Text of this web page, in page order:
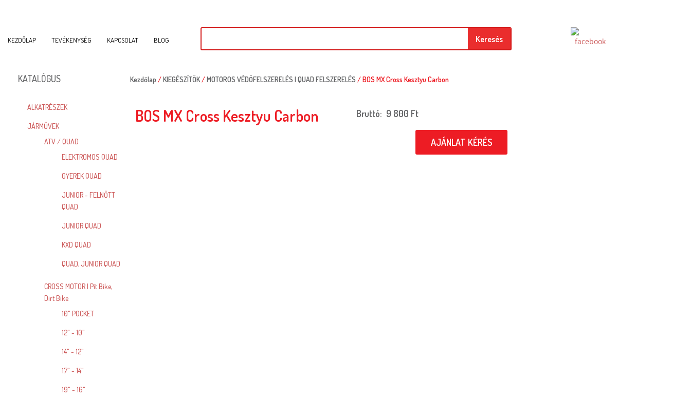
KEZDŐLAP TEVÉKENYSÉG KAPCSOLAT BLOG Keresés
KATALÓGUS
ALKATRÉSZEK
JÁRMŰVEK
ATV / QUAD
ELEKTROMOS QUAD
GYEREK QUAD
JUNIOR - FELNŐTT
QUAD
JUNIOR QUAD
KXD QUAD
QUAD, JUNIOR QUAD
CROSS MOTOR | Pit Bike,
Dirt Bike
10" POCKET
12" - 10"
14" - 12"
17" - 14"
19" - 16"
Kezdőlap /KIEGÉSZÍTŐK /MOTOROS VÉDŐFELSZERELÉS | QUAD FELSZERELÉS / BOS MX Cross Kesztyu Carbon
BOS MX Cross Kesztyu Carbon Bruttó: 9 800 Ft
AJÁNLAT KÉRÉS